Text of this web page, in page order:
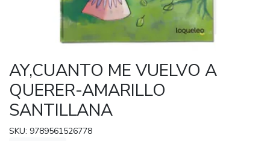
AY,CUANTO ME VUELVO A
QUERER-AMARILLO
SANTILLANA
SKU: 9789561526778